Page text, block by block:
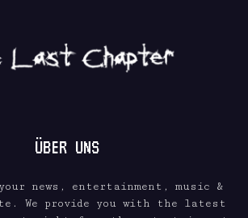
ÜBER UNS
news, entertainment, music &
We provide you with the latest